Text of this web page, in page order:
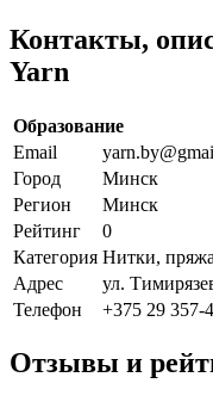
Контакты,
Yarn
Образование
Email
Город
Минск
Регион
Минск
Рейтинг
0
Категория Нитки, пряжа
Адрес
ул.
Телефон
+375 29 357-
Отзывы и